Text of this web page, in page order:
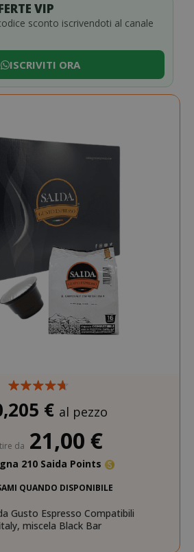
VIP
sconto iscrivendoti al canale
ISCRIVITI ORA
€ al pezzo
da 21,00 €
210 Saida Points
QUANDO DISPONIBILE
Gusto Espresso Compatibili
miscela Black Bar